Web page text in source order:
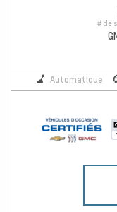
# de
Automatique